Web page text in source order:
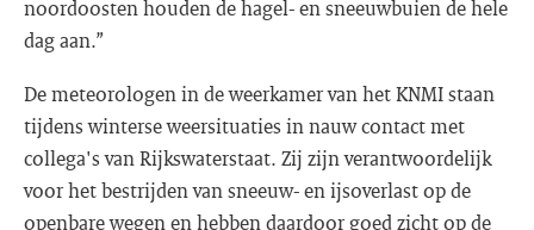
noordoosten houden de hagel- en sneeuwbuien de hele
dag aan.”
De meteorologen in de weerkamer van het KNMI staan
tijdens winterse weersituaties in nauw contact met
collega's van Rijkswaterstaat. Zij zijn verantwoordelijk
voor het bestrijden van sneeuw- en ijsoverlast op de
openbare wegen en hebben daardoor goed zicht op de